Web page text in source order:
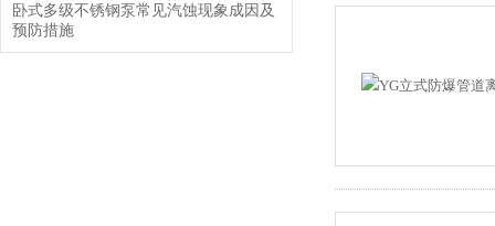
卧式多级不锈钢泵常见汽蚀现象成因及
预防措施